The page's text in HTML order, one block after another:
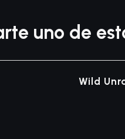
uno de
Wild